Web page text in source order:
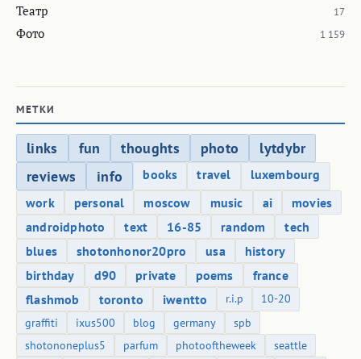
Театр 17
Фото 1 159
МЕТКИ
links fun thoughts photo
lytdybr
reviews
info books travel
luxembourg
work
personal moscow music ai
movies
androidphoto
text 16-85 random
tech
blues
shotonhonor20pro usa
history
birthday
d90 private poems
france
flashmob
toronto iwentto r.i.p
10-20
graffiti
ixus500 blog germany
spb
shotononeplus5
parfum photooftheweek
seattle